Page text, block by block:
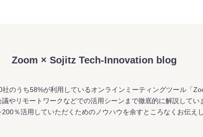
Zoom × Sojitz Tech-Innovation blog
社のうち58%が利用しているオンラインミーティングツール「
議やリモートワークなどでの活用シーンまで徹底的に解説してい
200％活用していただくためのノウハウを余すところなくお伝え